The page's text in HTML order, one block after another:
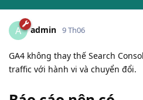
A admin 9 Th06
GA4 không thay thế Search
traffic với hành vi và chuyển đổi.